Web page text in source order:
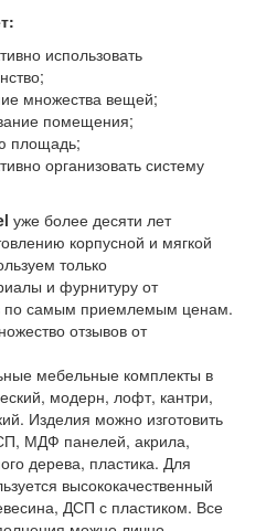
использовать
множества вещей;
помещения;
площадь;
организовать систему
уже более десяти лет
корпусной и мягкой
только
и фурнитуру от
по самым приемлемым ценам.
отзывов от
мебельные комплекты в
модерн, лофт, кантри,
Изделия можно изготовить
МДФ панелей, акрила,
дерева, пластика. Для
высококачественный
ДСП с пластиком. Все